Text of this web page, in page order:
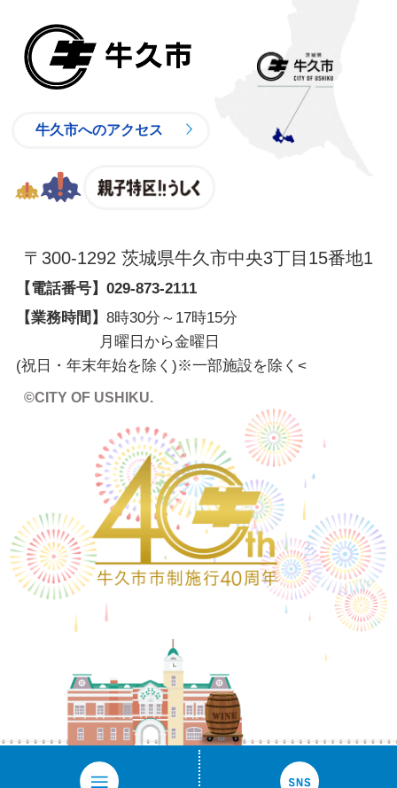
牛久市へのアクセス
〒300-1292 茨城県牛久市中央3丁目15番地1
【電話番号】 029-873-2111
【業務時間】 8時30分～17時15分
月曜日から金曜日
(祝日・年末年始を除く)※一部施設を除く <
©CITY OF USHIKU.